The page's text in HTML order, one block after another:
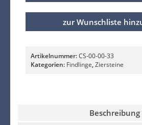
zur Wunschliste
Artikelnummer:CS-00-00-33
Kategorien: Findlinge,Ziersteine
Beschreibung